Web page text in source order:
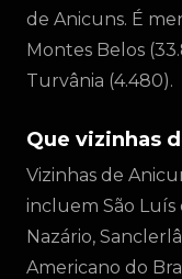
de Anicuns. É
Montes Belos
Turvânia (4.480).
Que vizinhas
Vizinhas de
incluem São Luís
Nazário,
Americano do